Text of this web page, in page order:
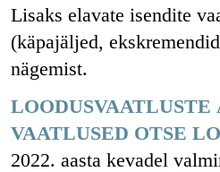
Lisaks elavate isendite
(käpajäljed,
nägemist.
VAATLUSED OTSE
2022. aasta kevadel